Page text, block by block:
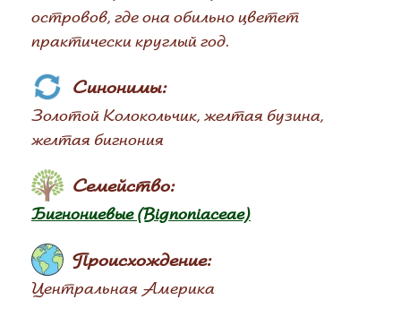
островов, где она обильно цветет
практически круглый год.
Синонимы:
Золотой Колокольчик, желтая бузина,
желтая бигнония
Семейство:
Бигнониевые (Bignoniaceae)
Происхождение:
Центральная Америка